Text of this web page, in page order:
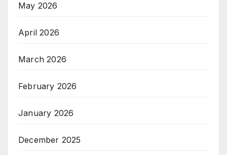
May 2026
April 2026
March 2026
February 2026
January 2026
December 2025